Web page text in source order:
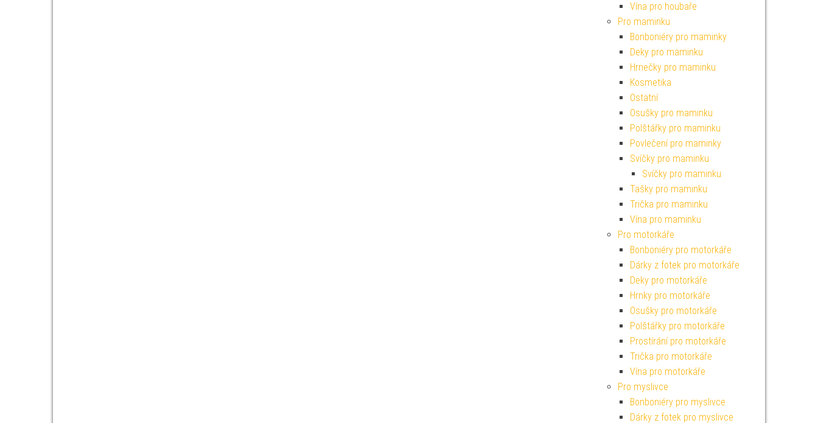
Vína pro houbaře
Pro maminku
Bonboniéry pro maminky
Deky pro maminku
Hrnečky pro maminku
Kosmetika
Ostatní
Osušky pro maminku
Polštářky pro maminku
Povlečení pro maminky
Svíčky pro maminku
Svíčky pro maminku
Tašky pro maminku
Trička pro maminku
Vína pro maminku
Pro motorkáře
Bonboniéry pro motorkáře
Dárky z fotek pro motorkáře
Deky pro motorkáře
Hrnky pro motorkáře
Osušky pro motorkáře
Polštářky pro motorkáře
Prostírání pro motorkáře
Trička pro motorkáře
Vína pro motorkáře
Pro myslivce
Bonboniéry pro myslivce
Dárky z fotek pro myslivce